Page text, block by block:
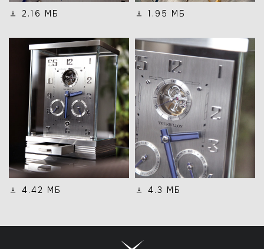
2.16 МБ 1.95 МБ
4.42 МБ 4.3 МБ